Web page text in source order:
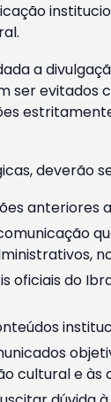
a
ser
deverão
anteriores
do
cultural e às